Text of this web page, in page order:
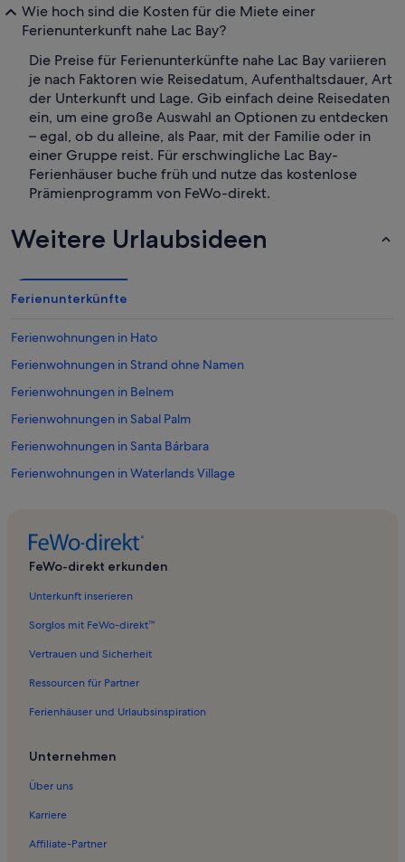
Wie hoch sind die Kosten für die Miete einer
Ferienunterkunft nahe Lac Bay?
Die Preise für Ferienunterkünfte nahe Lac Bay variieren
je nach Faktoren wie Reisedatum, Aufenthaltsdauer, Art
der Unterkunft und Lage. Gib einfach deine Reisedaten
ein, um eine große Auswahl an Optionen zu entdecken
– egal, ob du alleine, als Paar, mit der Familie oder in
einer Gruppe reist. Für erschwingliche Lac Bay-
Ferienhäuser buche früh und nutze das kostenlose
Prämienprogramm von FeWo-direkt.
Weitere Urlaubsideen
Ferienunterkünfte
Ferienwohnungen in Hato
Ferienwohnungen in Strand ohne Namen
Ferienwohnungen in Belnem
Ferienwohnungen in Sabal Palm
Ferienwohnungen in Santa Bárbara
Ferienwohnungen in Waterlands Village
Ferienwohnungen in Bona Bista
Ferienwohnungen in Kralendijk
Ferienwohnungen in Bonaire Museum
Ferienwohnungen in Te Amo Strand
Ferienwohnungen in Cadushy von Bonaire
Ferienwohnungen in Sabadeco
FeWo-direkt erkunden
Unterkunft inserieren
Sorglos mit FeWo-direkt™
Vertrauen und Sicherheit
Ressourcen für Partner
Ferienhäuser und Urlaubsinspiration
Unternehmen
Über uns
Karriere
Affiliate-Partner